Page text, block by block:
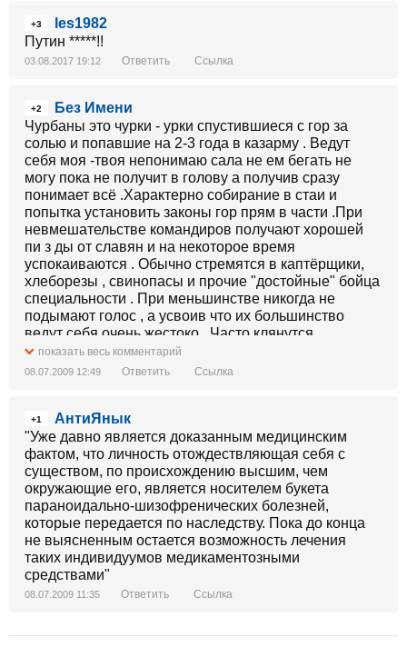
+3
les1982
Путин *****!!
03.08.2017 19:12 Ответить Ссылка
+2
Без Имени
Чурбаны это чурки - урки спустившиеся с гор за
солью и попавшие на 2-3 года в казарму . Ведут
себя моя -твоя непонимаю сала не ем бегать не
могу пока не получит в голову а получив сразу
понимает всё .Характерно собирание в стаи и
попытка установить законы гор прям в части .При
невмешательстве командиров получают хорошей
пи з ды от славян и на некоторое время
успокаиваются . Обычно стремятся в каптёрщики,
хлеборезы , свинопасы и прочие "достойные" бойца
специальности . При меньшинстве никогда не
подымают голос , а усвоив что их большинство
ведут себя очень жестоко . Часто клянутся
здоровьем своей сестры, матери но считают что
поклястся "неверным" и нарушить клятву это святое
показать весь комментарий
08.07.2009 12:49 Ответить Ссылка
+1
АнтиЯнык
"Уже давно является доказанным медицинским
фактом, что личность отождествляющая себя с
существом, по происхождению высшим, чем
окружающие его, является носителем букета
параноидально-шизофренических болезней,
которые передается по наследству. Пока до конца
не выясненным остается возможность лечения
таких индивидуумов медикаментозными
средствами"
08.07.2009 11:35 Ответить Ссылка